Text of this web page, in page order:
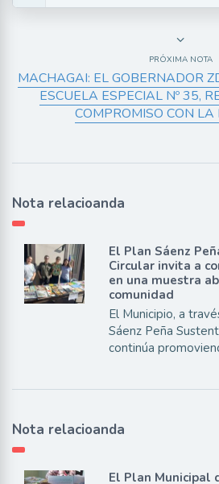
PRÓXIMA NOTA
MACHAGAI: EL GOBERNADOR
ESCUELA ESPECIAL Nº 35,
COMPROMISO CON LA
Nota relacioanda
El Plan Sáenz
Circular invita a
en una muestra
comunidad
El Municipio, a
Sáenz Peña
continúa
Nota relacioanda
El Plan Municipal